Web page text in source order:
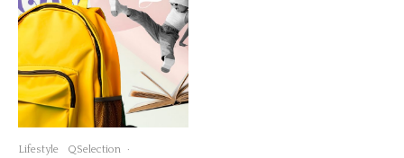
Lifestyle QSelection
·